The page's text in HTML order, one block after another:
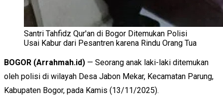
Santri Tahfidz Qur'an di Bogor Ditemukan Polisi
Usai Kabur dari Pesantren karena Rindu Orang Tua
BOGOR (Arrahmah.id) — Seorang anak laki-laki ditemukan
oleh polisi di wilayah Desa Jabon Mekar, Kecamatan Parung,
Kabupaten Bogor, pada Kamis (13/11/2025).